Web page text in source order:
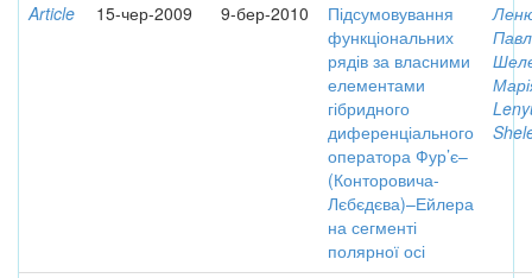
Article 15-чер-2009 9-бер-2010
Підсумовування
функціональних
рядів за власними
елементами
гібридного
диференціального
оператора Фур’є–
(Конторовича-
Лєбєдєва)–Ейлера
на сегменті
полярної осі